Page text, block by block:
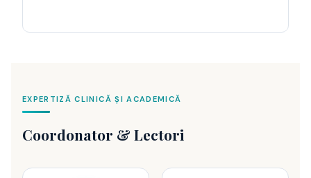
EXPERTIZĂ CLINICĂ ȘI ACADEMICĂ
Coordonator & Lectori